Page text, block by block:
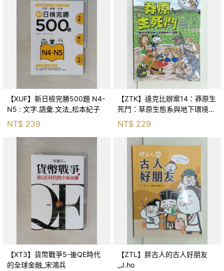
【XUF】新日檢完勝500題 N4-
N5 : 文字.語彙.文法_松本紀子
NT$ 239
【ZTK】達克比辦案14：莽原生
死鬥：草原生態系與地下環境的
生存適應_柯智元
NT$ 229
【XT3】貨幣戰爭5-後QE時代
的全球金融_宋鴻兵
【ZTL】胖古人的古人好朋友
_J.ho